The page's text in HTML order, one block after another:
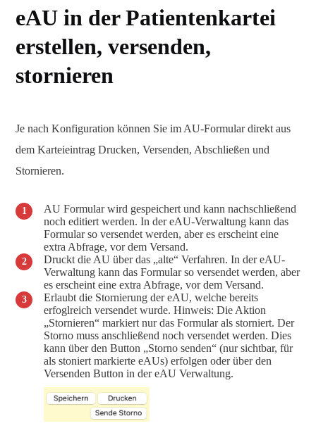
eAU in der Patientenkartei
erstellen, versenden,
stornieren
Je nach Konfiguration können Sie im AU-Formular direkt aus
dem Karteieintrag Drucken, Versenden, Abschließen und
Stornieren.
AU Formular wird gespeichert und kann nachschließend
noch editiert werden. In der eAU-Verwaltung kann das
Formular so versendet werden, aber es erscheint eine
extra Abfrage, vor dem Versand.
Druckt die AU über das „alte“ Verfahren. In der eAU-
Verwaltung kann das Formular so versendet werden, aber
es erscheint eine extra Abfrage, vor dem Versand.
Erlaubt die Stornierung der eAU, welche bereits
erfoglreich versendet wurde. Hinweis: Die Aktion
„Stornieren“ markiert nur das Formular als storniert. Der
Storno muss anschließend noch versendet werden. Dies
kann über den Button „Storno senden“ (nur sichtbar, für
als stoniert markierte eAUs) erfolgen oder über den
Versenden Button in der eAU Verwaltung.